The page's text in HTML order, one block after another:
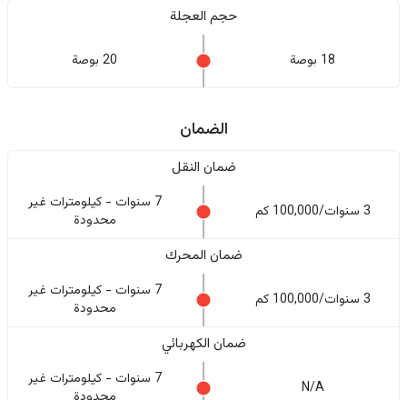
حجم العجلة
18 بوصة 20 بوصة
الضمان
ضمان النقل
3 سنوات/100,000 كم
7 سنوات - كيلومترات غير
محدودة
ضمان المحرك
3 سنوات/100,000 كم
7 سنوات - كيلومترات غير
محدودة
ضمان الكهربائي
N/A
7 سنوات - كيلومترات غير